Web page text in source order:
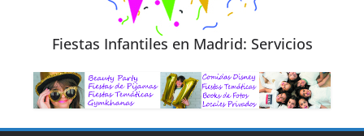
Fiestas Infantiles en Madrid: Servicios